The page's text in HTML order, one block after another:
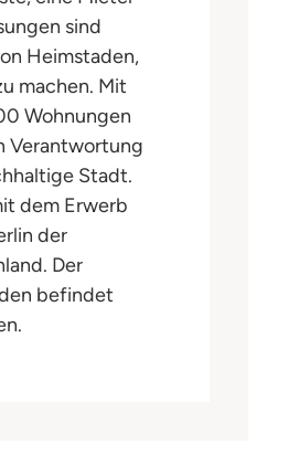
sind
Heimstaden,
machen. Mit
Wohnungen
Verantwortung
Stadt.
dem Erwerb
der
Der
befindet